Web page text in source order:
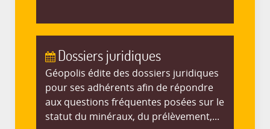
Dossiers juridiques
Géopolis édite des dossiers juridiques
pour ses adhérents afin de répondre
aux questions fréquentes posées sur le
statut du minéraux, du prélèvement,...